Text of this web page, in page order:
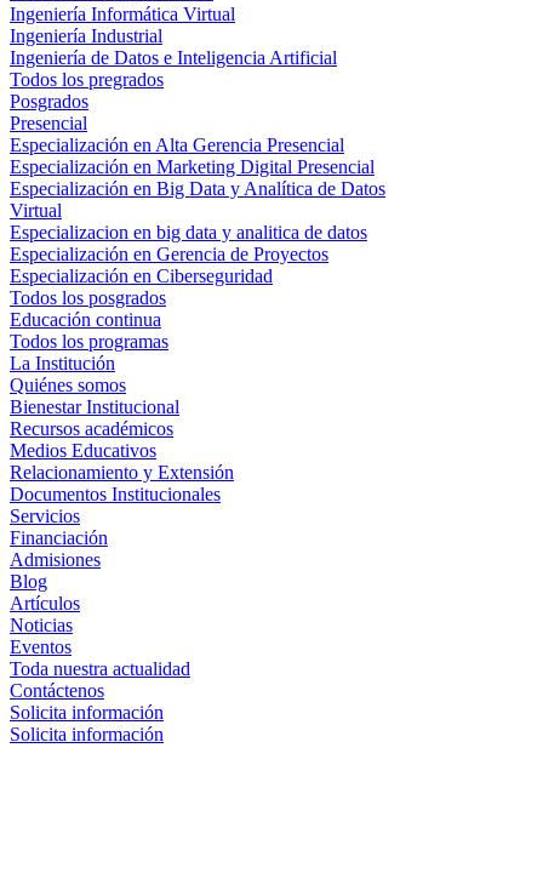
Ingeniería Informática Virtual
Ingeniería Industrial
Ingeniería de Datos e Inteligencia Artificial
Todos los pregrados
Posgrados
Presencial
Especialización en Alta Gerencia Presencial
Especialización en Marketing Digital Presencial
Especialización en Big Data y Analítica de Datos
Virtual
Especializacion en big data y analitica de datos
Especialización en Gerencia de Proyectos
Especialización en Ciberseguridad
Todos los posgrados
Educación continua
Todos los programas
La Institución
Quiénes somos
Bienestar Institucional
Recursos académicos
Medios Educativos
Relacionamiento y Extensión
Documentos Institucionales
Servicios
Financiación
Admisiones
Blog
Artículos
Noticias
Eventos
Toda nuestra actualidad
Contáctenos
Solicita información
Solicita información